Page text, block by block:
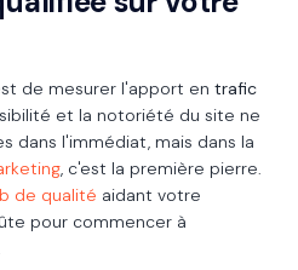
de mesurer l'apport en trafic
et la notoriété du site ne
dans l'immédiat, mais dans la
, c'est la première pierre.
de qualité aidant votre
pour commencer à